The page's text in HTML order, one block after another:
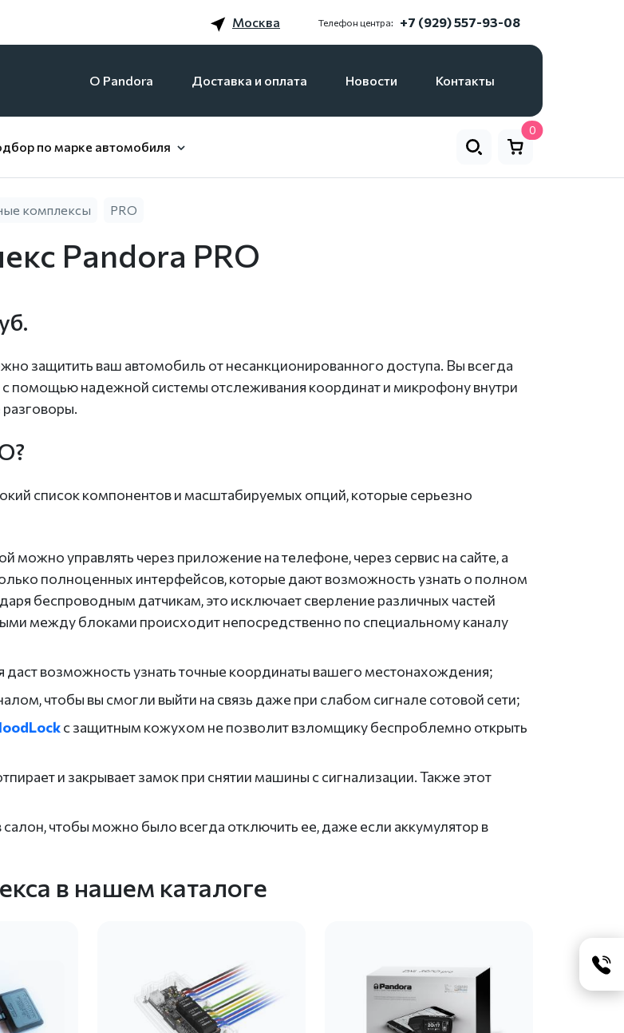
Москва Телефон центра: +7 (929) 557-93-08
O Pandora Доставка и оплата Новости Контакты
по марке автомобиля
0
комплексы PRO
Pandora PRO
защитить ваш автомобиль от несанкционированного доступа. Вы всегда
помощью надежной системы отслеживания координат и микрофону внутри
список компонентов и масштабируемых опций, которые серьезно
можно управлять через приложение на телефоне, через сервис на сайте, а
полноценных интерфейсов, которые дают возможность узнать о полном
беспроводным датчикам, это исключает сверление различных частей
между блоками происходит непосредственно по специальному каналу
даст возможность узнать точные координаты вашего местонахождения;
чтобы вы смогли выйти на связь даже при слабом сигнале сотовой сети;
с защитным кожухом не позволит взломщику беспроблемно открыть
и закрывает замок при снятии машины с сигнализации. Также этот
чтобы можно было всегда отключить ее, даже если аккумулятор в
в нашем каталоге